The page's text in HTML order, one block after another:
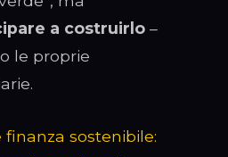
a costruirlo–
le proprie
finanza sostenibile: